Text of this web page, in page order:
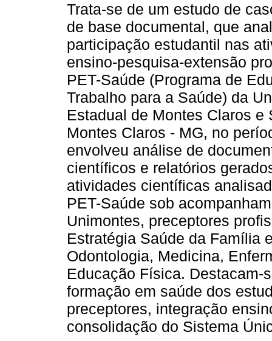
Trata-se de um estudo de
de base documental, que
participação estudantil nas
ensino-pesquisa-extensão
PET-Saúde (Programa de
Trabalho para a Saúde) da
Estadual de Montes Claros
Montes Claros - MG, no
envolveu análise de
científicos e relatórios
atividades científicas
PET-Saúde sob
Unimontes, preceptores
Estratégia Saúde da Família
Odontologia, Medicina,
Educação Física. Destacam-
formação em saúde dos
preceptores, integração
consolidação do Sistema